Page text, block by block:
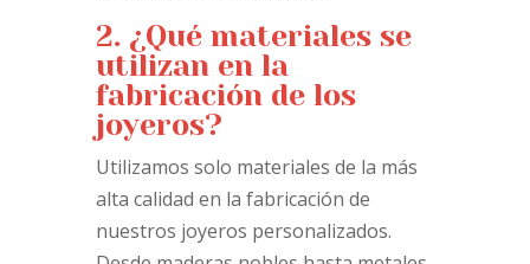
2. ¿Qué materiales se
utilizan en la
fabricación de los
joyeros?
Utilizamos solo materiales de la más
alta calidad en la fabricación de
nuestros joyeros personalizados.